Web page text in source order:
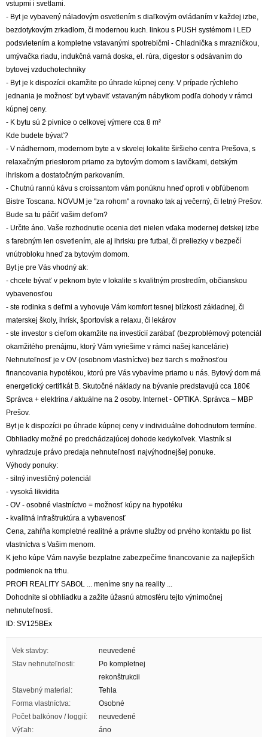
vstupmi i svetlami.
- Byt je vybavený náladovým osvetlením s diaľkovým ovládaním v každej izbe,
bezdotykovým zrkadlom, či modernou kuch. linkou s PUSH systémom i LED
podsvietením a kompletne vstavanými spotrebičmi - Chladnička s mrazničkou,
umývačka riadu, indukčná varná doska, el. rúra, digestor s odsávaním do
bytovej vzduchotechniky
- Byt je k dispozícii okamžite po úhrade kúpnej ceny. V prípade rýchleho
jednania je možnosť byt vybaviť vstavaným nábytkom podľa dohody v rámci
kúpnej ceny.
- K bytu sú 2 pivnice o celkovej výmere cca 8 m²
Kde budete bývať?
- V nádhernom, modernom byte a v skvelej lokalite širšieho centra Prešova, s
relaxačným priestorom priamo za bytovým domom s lavičkami, detským
ihriskom a dostatočným parkovaním.
- Chutnú rannú kávu s croissantom vám ponúknu hneď oproti v obľúbenom
Bistre Toscana. NOVUM je "za rohom" a rovnako tak aj večerný, či letný Prešov.
Bude sa tu páčiť vašim deťom?
- Určite áno. Vaše rozhodnutie ocenia deti nielen vďaka modernej detskej izbe
s farebným len osvetlením, ale aj ihrisku pre futbal, či preliezky v bezpečí
vnútrobloku hneď za bytovým domom.
Byt je pre Vás vhodný ak:
- chcete bývať v peknom byte v lokalite s kvalitným prostredím, občianskou
vybavenosťou
- ste rodinka s deťmi a vyhovuje Vám komfort tesnej blízkosti základnej, či
materskej školy, ihrísk, športovísk a relaxu, či lekárov
- ste investor s cieľom okamžite na investícií zarábať (bezproblémový potenciál
okamžitého prenájmu, ktorý Vám vyriešime v rámci našej kancelárie)
Nehnuteľnosť je v OV (osobnom vlastníctve) bez tiarch s možnosťou
financovania hypotékou, ktorú pre Vás vybavíme priamo u nás. Bytový dom má
energetický certifikát B. Skutočné náklady na bývanie predstavujú cca 180€
Správca + elektrina / aktuálne na 2 osoby. Internet - OPTIKA. Správca – MBP
Prešov.
Byt je k dispozícii po úhrade kúpnej ceny v individuálne dohodnutom termíne.
Obhliadky možné po predchádzajúcej dohode kedykoľvek. Vlastník si
vyhradzuje právo predaja nehnuteľnosti najvýhodnejšej ponuke.
Výhody ponuky:
- silný investičný potenciál
- vysoká likvidita
- OV - osobné vlastníctvo = možnosť kúpy na hypotéku
- kvalitná infraštruktúra a vybavenosť
Cena, zahŕňa kompletné realitné a právne služby od prvého kontaktu po list
vlastníctva s Vašim menom.
K jeho kúpe Vám navyše bezplatne zabezpečíme financovanie za najlepších
podmienok na trhu.
PROFI REALITY SABOL ... meníme sny na reality ...
Dohodnite si obhliadku a zažite úžasnú atmosféru tejto výnimočnej
nehnuteľnosti.
ID: SV125BEx
Vek stavby:
neuvedené
Stav nehnuteľnosti:
Po kompletnej
rekonštrukcii
Stavebný material:
Tehla
Forma vlastníctva:
Osobné
Počet balkónov / loggií:
neuvedené
Výťah:
áno